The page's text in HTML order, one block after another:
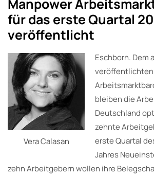
Manpower
für das erste Quartal
veröffentlicht
Vera Calasan
Eschborn. Dem
bleiben die
Deutschland
zehnte
erste Quartal
Jahres
zehn Arbeitgebern wollen ihre